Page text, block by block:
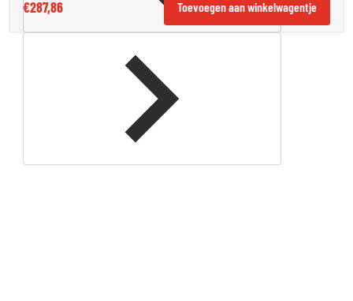
€287,86 Toevoegen aan winkelwagentje